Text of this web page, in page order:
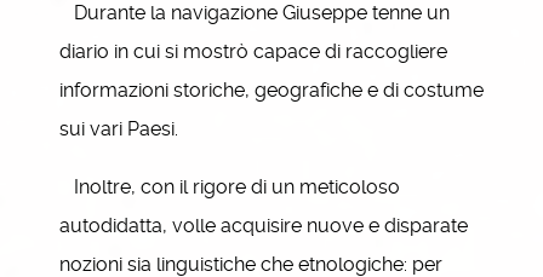
Durante la navigazione Giuseppe tenne un
diario in cui si mostrò capace di raccogliere
informazioni storiche, geografiche e di costume
sui vari Paesi.
Inoltre, con il rigore di un meticoloso
autodidatta, volle acquisire nuove e disparate
nozioni sia linguistiche che etnologiche: per